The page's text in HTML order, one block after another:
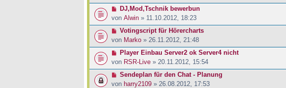
DJ,Mod,Tschnik bewerbun
von Alwin » 11.10.2012, 18:23
Votingscript für Hörercharts
von Marko » 26.11.2012, 21:48
Player Einbau Server2 ok Server4 nicht
von RSR-Live » 20.11.2012, 15:54
Sendeplan für den Chat - Planung
von harry2109 » 26.08.2012, 17:53